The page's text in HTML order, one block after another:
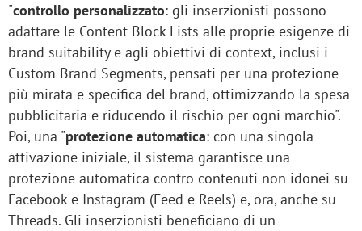
"controllo personalizzato: gli inserzionisti possono
adattare le Content Block Lists alle proprie esigenze di
brand suitability e agli obiettivi di context, inclusi i
Custom Brand Segments, pensati per una protezione
più mirata e specifica del brand, ottimizzando la spesa
pubblicitaria e riducendo il rischio per ogni marchio".
Poi, una "protezione automatica: con una singola
attivazione iniziale, il sistema garantisce una
protezione automatica contro contenuti non idonei su
Facebook e Instagram (Feed e Reels) e, ora, anche su
Threads. Gli inserzionisti beneficiano di un